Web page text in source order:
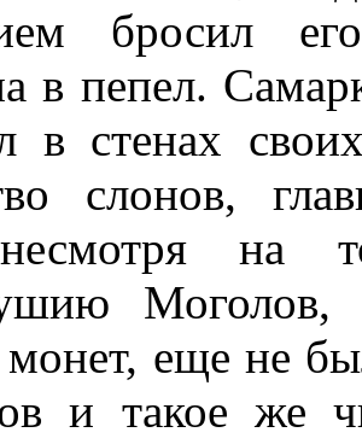
бросил
в пепел.
в стенах
слонов,
на
монет, еще не
и такое же